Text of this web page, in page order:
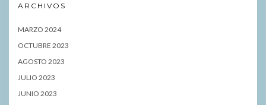
ARCHIVOS
MARZO 2024
OCTUBRE 2023
AGOSTO 2023
JULIO 2023
JUNIO 2023